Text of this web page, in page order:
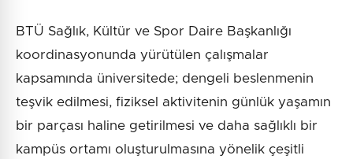
BTÜ Sağlık, Kültür ve Spor Daire Başkanlığı
koordinasyonunda yürütülen çalışmalar
kapsamında üniversitede; dengeli beslenmenin
teşvik edilmesi, fiziksel aktivitenin günlük yaşamın
bir parçası haline getirilmesi ve daha sağlıklı bir
kampüs ortamı oluşturulmasına yönelik çeşitli